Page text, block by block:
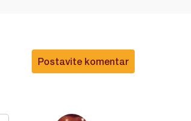
Postavite komentar